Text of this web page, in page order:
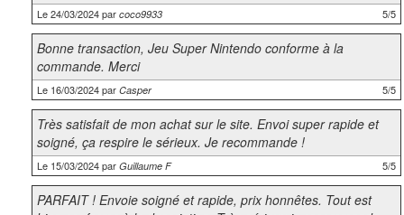
Le 24/03/2024 par coco9933 5/5
Bonne transaction, Jeu Super Nintendo conforme à la
commande. Merci
Le 16/03/2024 par Casper 5/5
Très satisfait de mon achat sur le site. Envoi super rapide et
soigné, ça respire le sérieux. Je recommande !
Le 15/03/2024 par Guillaume F 5/5
PARFAIT ! Envoie soigné et rapide, prix honnêtes. Tout est